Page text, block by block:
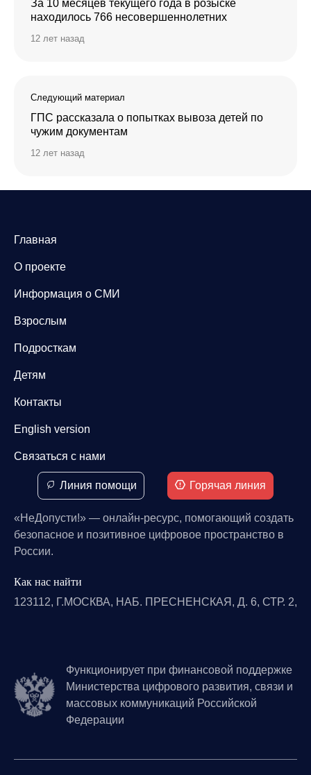
За 10 месяцев текущего года в розыске
находилось 766 несовершеннолетних
12 лет назад
Следующий материал
ГПС рассказала о попытках вывоза детей по
чужим документам
12 лет назад
Главная
О проекте
Информация о СМИ
Взрослым
Подросткам
Детям
Контакты
English version
Связаться с нами
Линия помощи Горячая линия
«НеДопусти!» — онлайн-ресурс, помогающий создать
безопасное и позитивное цифровое пространство в
России.
Как нас найти
123112, Г.МОСКВА, НАБ. ПРЕСНЕНСКАЯ, Д. 6, СТР. 2,
Функционирует при финансовой поддержке
Министерства цифрового развития, связи и
массовых коммуникаций Российской
Федерации